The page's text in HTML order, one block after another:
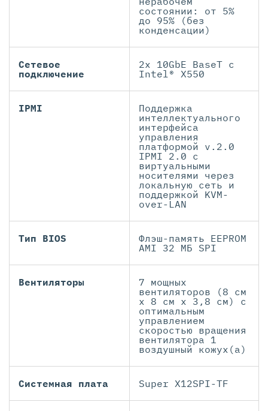
состоянии: от 5%
до 95% (без
конденсации)
Сетевое
подключение
2x 10GbE BaseT с
Intel® X550
IPMI
Поддержка
интеллектуального
интерфейса
управления
платформой v.2.0
IPMI 2.0 с
виртуальными
носителями через
локальную сеть и
поддержкой KVM-
over-LAN
Тип BIOS
Флэш-память EEPROM
AMI 32 МБ SPI
Вентиляторы
7 мощных
вентиляторов (8 см
x 8 см x 3,8 см) с
оптимальным
управлением
скоростью вращения
вентилятора 1
воздушный кожух(а)
Системная плата Super X12SPI-TF